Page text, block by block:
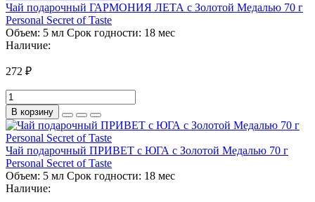
Чай подарочный ГАРМОНИЯ ЛЕТА с Золотой Медалью 70 г
Personal Secret of Taste
Объем: 5 мл Срок годности: 18 мес
Наличие:
272 ₽
В корзину
Чай подарочный ПРИВЕТ с ЮГА с Золотой Медалью 70 г
Personal Secret of Taste
Объем: 5 мл Срок годности: 18 мес
Наличие: